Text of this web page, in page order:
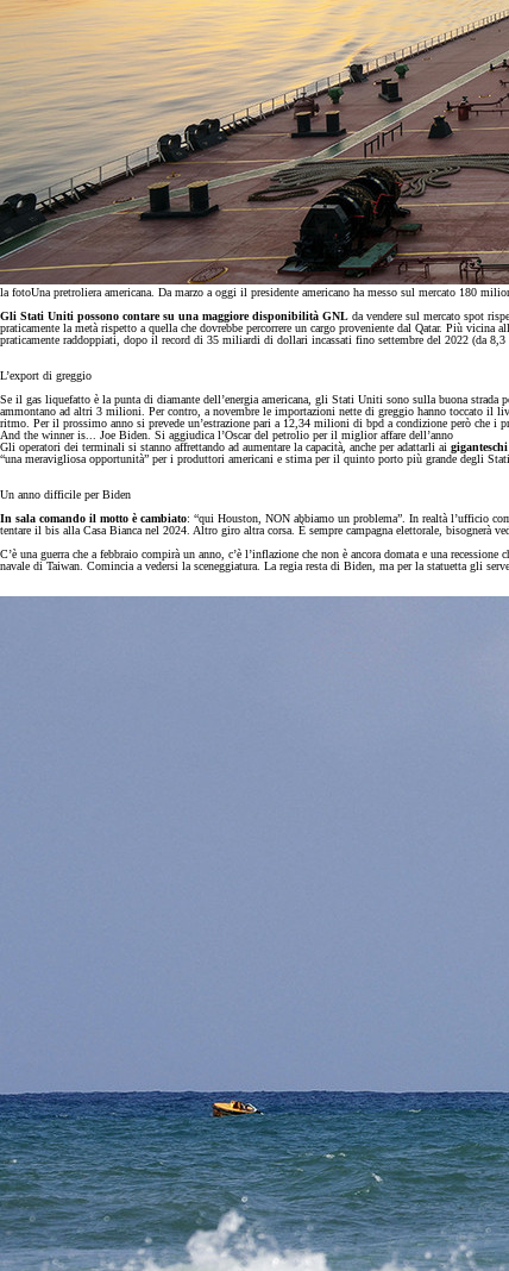
la fotoUna pretroliera americana. Da marzo a oggi il presidente americano ha messo sul mercato 180
Gli Stati Uniti possono contare su una maggiore disponibilità GNL da vendere sul mercato spot
praticamente la metà rispetto a quella che dovrebbe percorrere un cargo proveniente dal Qatar. Più
praticamente raddoppiati, dopo il record di 35 miliardi di dollari incassati fino settembre del 2022 (da
L’export di greggio
Se il gas liquefatto è la punta di diamante dell’energia americana, gli Stati Uniti sono sulla buona strada
ammontano ad altri 3 milioni. Per contro, a novembre le importazioni nette di greggio hanno toccato
ritmo. Per il prossimo anno si prevede un’estrazione pari a 12,34 milioni di bpd a condizione però che
And the winner is... Joe Biden. Si aggiudica l’Oscar del petrolio per il miglior affare dell’anno
Gli operatori dei terminali si stanno affrettando ad aumentare la capacità, anche per adattarli ai
“una meravigliosa opportunità” per i produttori americani e stima per il quinto porto più grande degli
Un anno difficile per Biden
In sala comando il motto è cambiato: “qui Houston, NON abbiamo un problema”. In realtà l’ufficio
tentare il bis alla Casa Bianca nel 2024. Altro giro altra corsa. È sempre campagna elettorale, bisognerà
C’è una guerra che a febbraio compirà un anno, c’è l’inflazione che non è ancora domata e una
navale di Taiwan. Comincia a vedersi la sceneggiatura. La regia resta di Biden, ma per la statuetta gli